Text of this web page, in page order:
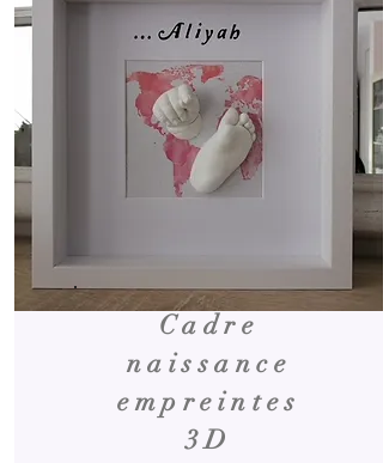
Cadre
naissance
empreintes
3D